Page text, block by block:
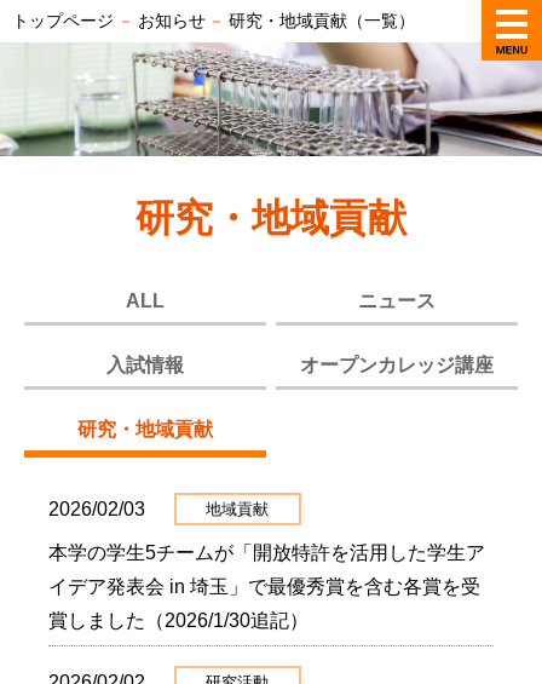
トップページ － お知らせ － 研究・地域貢献（一覧）
研究・地域貢献
ALL ニュース
入試情報 オープンカレッジ講座
研究・地域貢献
2026/02/03 地域貢献
本学の学生5チームが「開放特許を活用した学生ア
イデア発表会 in 埼玉」で最優秀賞を含む各賞を受
賞しました（2026/1/30追記）